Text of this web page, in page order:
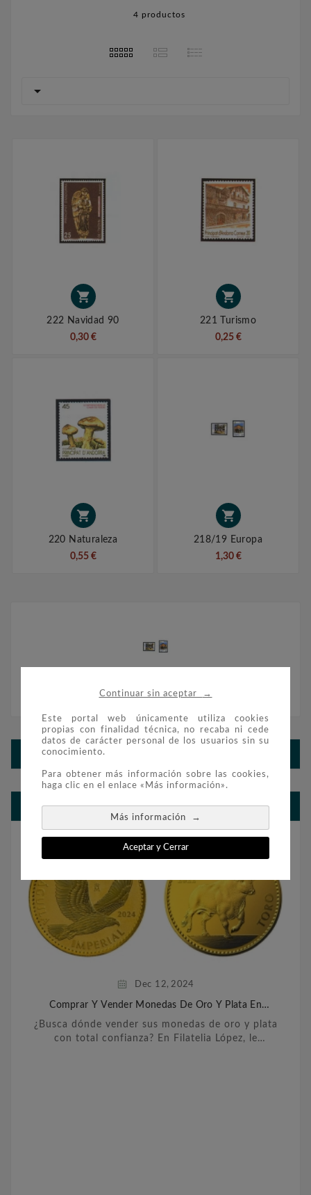
Continuar sin aceptar →
Este portal web únicamente utiliza cookies
propias con finalidad técnica, no recaba ni cede
datos de carácter personal de los usuarios sin su
conocimiento.
Para obtener más información sobre las cookies,
haga clic en el enlace «Más información».
Más información →
Aceptar y Cerrar
4 productos


222 Navidad 90
0,30 €

221 Turismo
0,25 €

220 Naturaleza
0,55 €

218/19 Europa
1,30 €
SELLOS ANDORRA ESPAÑOLA 1990
SELLOS ANDORRA ESPAÑOLA 1990
BLOG FILATELIA Y NUMISMÁTICA
Dec 12, 2024
Comprar Y Vender Monedas De Oro Y Plata En
¿Busca dónde vender sus monedas de oro y plata
con total confianza? En Filatelia López, le